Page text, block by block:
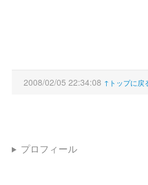
2008/02/05 22:34:08 ↑トップに戻
プロフィール